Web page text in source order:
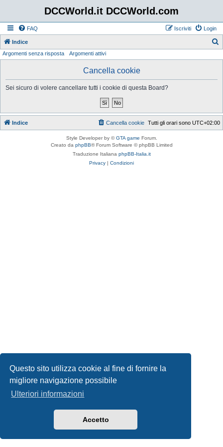
Questo sito utilizza cookie al fine di fornire la
migliore navigazione possibile
Ulteriori informazioni
Accetto
DCCWorld.it DCCWorld.com
FAQ Login
Iscriviti
Indice
Argomenti senza risposta Argomenti attivi
Cancella cookie
Sei sicuro di volere cancellare tutti i cookie di questa Board?
Indice Tutti gli orari sono UTC+02:00
Cancella cookie
Style Developer by ©GTA game Forum.
Creato da phpBB® Forum Software © phpBB Limited
Traduzione Italiana phpBB-Italia.it
Privacy | Condizioni